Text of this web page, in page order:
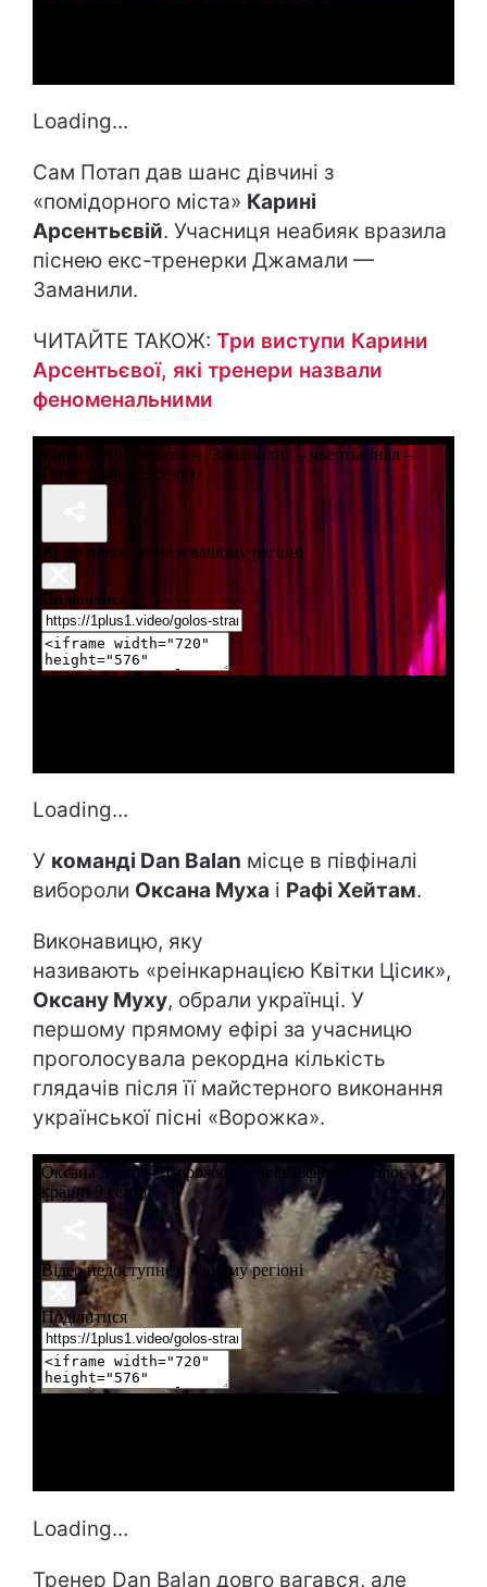
Loading...
Сам Потап дав шанс дівчині з
«помідорного міста» Карині
Арсентьєвій. Учасниця неабияк вразила
піснею екс-тренерки Джамали —
Заманили.
ЧИТАЙТЕ ТАКОЖ: Три виступи Карини
Арсентьєвої, які тренери назвали
феноменальними
Loading...
У команді Dan Balan місце в півфіналі
вибороли Оксана Муха і Рафі Хейтам.
Виконавицю, яку
називають «реінкарнацією Квітки Цісик»,
Оксану Муху, обрали українці. У
першому прямому ефірі за учасницю
проголосувала рекордна кількість
глядачів після її майстерного виконання
української пісні «Ворожка».
Loading...
Тренер Dan Balan довго вагався, але